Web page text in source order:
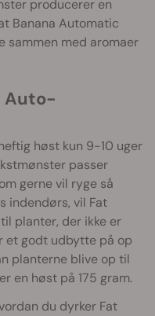
producerer en
Banana Automatic
sammen med aromaer
Auto-
høst kun 9-10 uger
passer
gerne vil ryge så
indendørs, vil Fat
planter, der ikke er
et godt udbytte på op
planterne blive op til
en høst på 175 gram.
du dyrker Fat